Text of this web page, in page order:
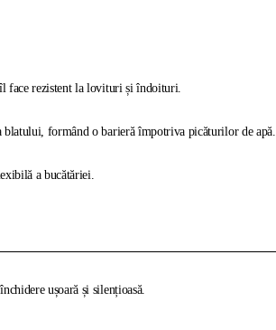
face rezistent la lovituri și îndoituri.
formând o barieră împotriva picăturilor de apă.
a bucătăriei.
ușoară și silențioasă.